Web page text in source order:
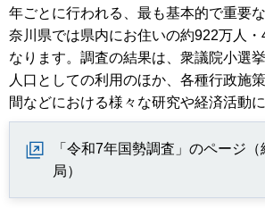
年ごとに行われる、最も基本的で重要
奈川県では県内にお住いの約922万人・
なります。調査の結果は、衆議院小選
人口としての利用のほか、各種行政施
間などにおける様々な研究や経済活動
「令和7年国勢調査」のページ
局）